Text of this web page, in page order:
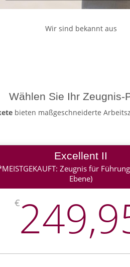
Wir sind bekannt aus
Wählen Sie Ihr Zeugnis-
bieten maßgeschneiderte
Excellent II
Zeugnis für
Ebene)
€